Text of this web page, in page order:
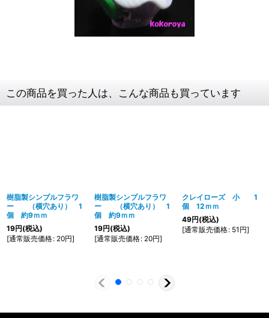
この商品を買った人は、こんな商品も買っています
樹脂製シンプルフラワ
ー （横穴あり） 1
個 約9ｍｍ
19円(税込)
[通常販売価格: 20円]
樹脂製シンプルフラワ
ー （横穴あり） 1
個 約9ｍｍ
19円(税込)
[通常販売価格: 20円]
クレイローズ 小 1
個 12ｍｍ
49円(税込)
[通常販売価格: 51 円]